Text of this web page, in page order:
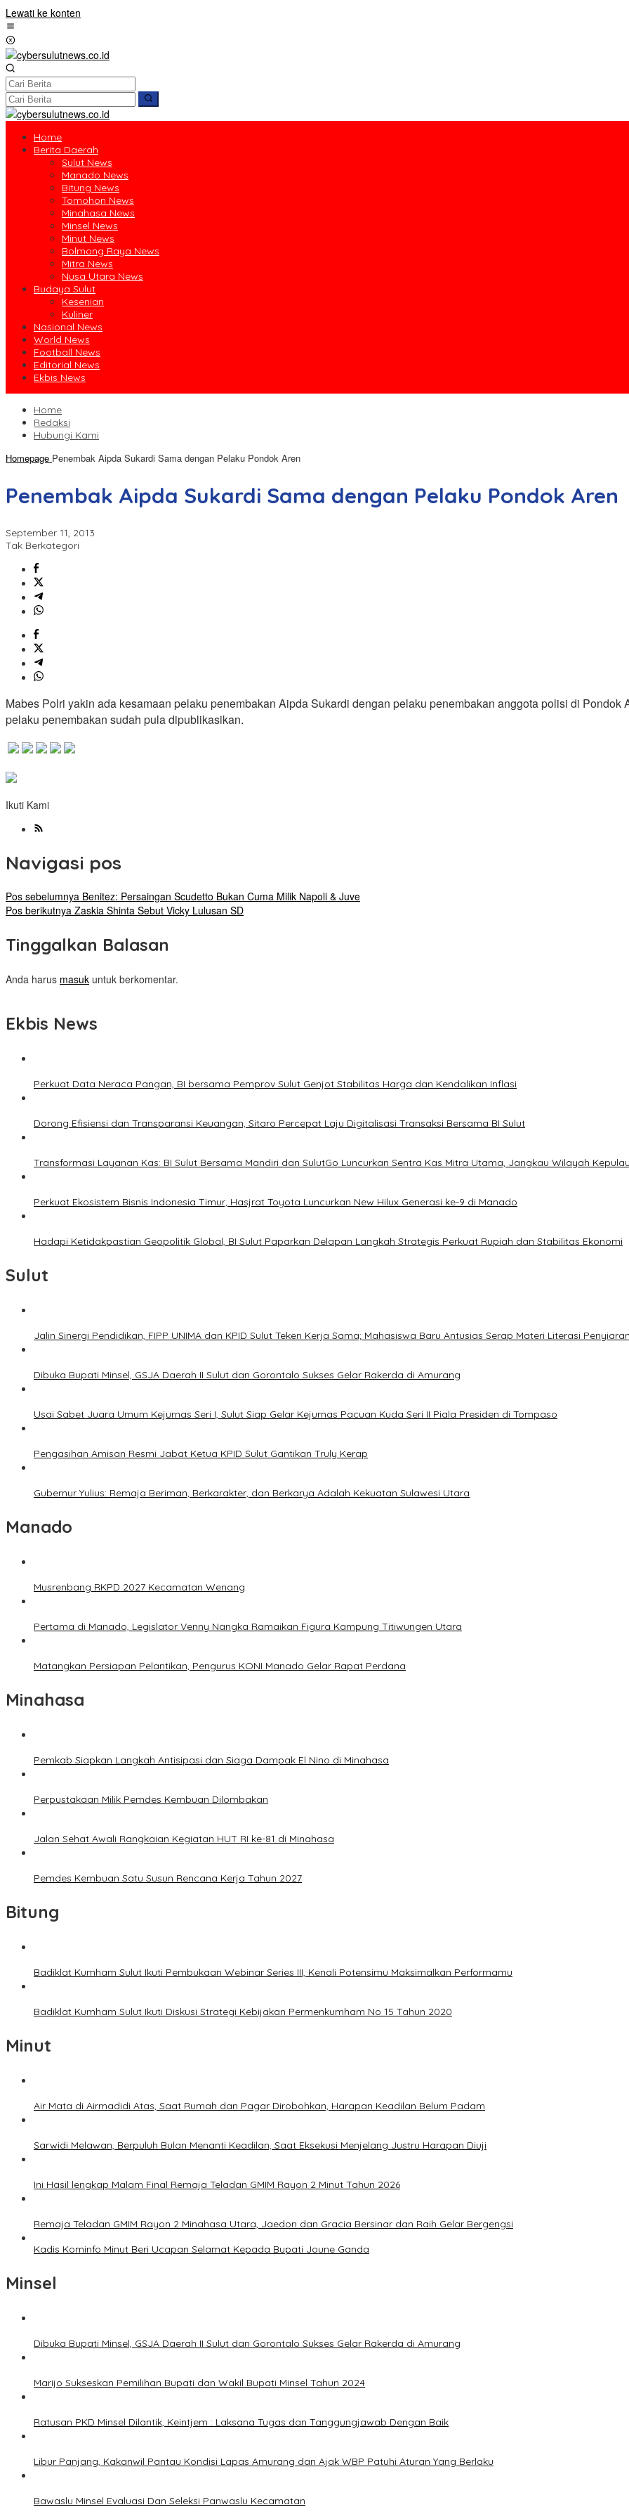
Lewati ke konten
Home
Berita Daerah
Sulut News
Manado News
Bitung News
Tomohon News
Minahasa News
Minsel News
Minut News
Bolmong Raya News
Mitra News
Nusa Utara News
Budaya Sulut
Kesenian
Kuliner
Nasional News
World News
Football News
Editorial News
Ekbis News
Home
Redaksi
Hubungi Kami
Homepage Penembak Aipda Sukardi Sama dengan Pelaku Pondok Aren
Penembak Aipda Sukardi Sama dengan Pelaku Pondok Aren
September 11, 2013
Tak Berkategori
Mabes Polri yakin ada kesamaan pelaku penembakan Aipda Sukardi dengan pelaku penembakan anggota polisi di
pelaku penembakan sudah pula dipublikasikan.
Ikuti Kami
Navigasi pos
Pos sebelumnya Benitez: Persaingan Scudetto Bukan Cuma Milik Napoli & Juve
Pos berikutnya Zaskia Shinta Sebut Vicky Lulusan SD
Tinggalkan Balasan
Anda harus masuk untuk berkomentar.
Ekbis News
Perkuat Data Neraca Pangan, BI bersama Pemprov Sulut Genjot Stabilitas Harga dan Kendalikan Inflasi
Dorong Efisiensi dan Transparansi Keuangan, Sitaro Percepat Laju Digitalisasi Transaksi Bersama BI Sulut
Transformasi Layanan Kas: BI Sulut Bersama Mandiri dan SulutGo Luncurkan Sentra Kas Mitra Utama, Jangkau Wilayah
Perkuat Ekosistem Bisnis Indonesia Timur, Hasjrat Toyota Luncurkan New Hilux Generasi ke-9 di Manado
Hadapi Ketidakpastian Geopolitik Global, BI Sulut Paparkan Delapan Langkah Strategis Perkuat Rupiah dan Stabilitas Ekonomi
Sulut
Jalin Sinergi Pendidikan, FIPP UNIMA dan KPID Sulut Teken Kerja Sama; Mahasiswa Baru Antusias Serap Materi Literasi
Dibuka Bupati Minsel, GSJA Daerah II Sulut dan Gorontalo Sukses Gelar Rakerda di Amurang
Usai Sabet Juara Umum Kejurnas Seri I, Sulut Siap Gelar Kejurnas Pacuan Kuda Seri II Piala Presiden di Tompaso
Pengasihan Amisan Resmi Jabat Ketua KPID Sulut Gantikan Truly Kerap
Gubernur Yulius: Remaja Beriman, Berkarakter, dan Berkarya Adalah Kekuatan Sulawesi Utara
Manado
Musrenbang RKPD 2027 Kecamatan Wenang
Pertama di Manado, Legislator Venny Nangka Ramaikan Figura Kampung Titiwungen Utara
Matangkan Persiapan Pelantikan, Pengurus KONI Manado Gelar Rapat Perdana
Minahasa
Pemkab Siapkan Langkah Antisipasi dan Siaga Dampak El Nino di Minahasa
Perpustakaan Milik Pemdes Kembuan Dilombakan
Jalan Sehat Awali Rangkaian Kegiatan HUT RI ke-81 di Minahasa
Pemdes Kembuan Satu Susun Rencana Kerja Tahun 2027
Bitung
Badiklat Kumham Sulut Ikuti Pembukaan Webinar Series III, Kenali Potensimu Maksimalkan Performamu
Badiklat Kumham Sulut Ikuti Diskusi Strategi Kebijakan Permenkumham No 15 Tahun 2020
Minut
Air Mata di Airmadidi Atas, Saat Rumah dan Pagar Dirobohkan, Harapan Keadilan Belum Padam
Sarwidi Melawan, Berpuluh Bulan Menanti Keadilan, Saat Eksekusi Menjelang Justru Harapan Diuji
Ini Hasil lengkap Malam Final Remaja Teladan GMIM Rayon 2 Minut Tahun 2026
Remaja Teladan GMIM Rayon 2 Minahasa Utara, Jaedon dan Gracia Bersinar dan Raih Gelar Bergengsi
Kadis Kominfo Minut Beri Ucapan Selamat Kepada Bupati Joune Ganda
Minsel
Dibuka Bupati Minsel, GSJA Daerah II Sulut dan Gorontalo Sukses Gelar Rakerda di Amurang
Marijo Sukseskan Pemilihan Bupati dan Wakil Bupati Minsel Tahun 2024
Ratusan PKD Minsel Dilantik, Keintjem : Laksana Tugas dan Tanggungjawab Dengan Baik
Libur Panjang, Kakanwil Pantau Kondisi Lapas Amurang dan Ajak WBP Patuhi Aturan Yang Berlaku
Bawaslu Minsel Evaluasi Dan Seleksi Panwaslu Kecamatan